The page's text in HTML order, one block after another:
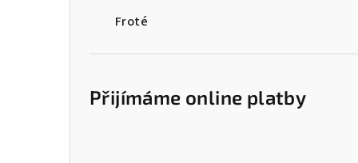
Froté
Přijímáme online platby